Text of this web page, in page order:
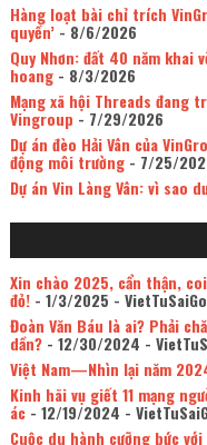
Hàng loạt bài chỉ trích
quyền’- 8/6/2026
Quy Nhơn: đất 40 năm khai
hoang- 8/3/2026
Mạng xã hội Threads đang
Vingroup - 7/29/2026
Dự án đèo Hải Vân của
động môi trường- 7/25/
Dự án Vin Làng Vân: vì sao
Xin chào 2025, cẩn thận,
đỏ!- 1/3/2025 -
Đoàn Văn Báu là ai? Phải
dần?- 12/30/2024 -
Việt Nam—Nhìn lại năm
Kinh hãi vụ giết 11 mạng
ác- 12/19/2024 -
Cuộc du hành cưỡng bức